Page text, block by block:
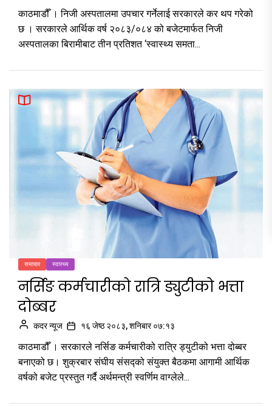
काठमाडौँ । निजी अस्पतालमा उपचार गर्नेलाई सरकारले कर थप गरेको
छ । सरकारले आर्थिक वर्ष २०८३/०८४ को बजेटमार्फत निजी
अस्पतालका बिरामीबाट तीन प्रतिशत ‘स्वास्थ्य समता...
समाचार स्वास्थ्य
नर्सिङ कर्मचारीको रात्रि ड्युटीको भत्ता
दोब्बर
कदर न्यूज १६ जेष्ठ २०८३, शनिबार ०७:१३
काठमाडौँ । सरकारले नर्सिङ कर्मचारीको रात्रि ड्युटीको भत्ता दोब्बर
बनाएको छ। शुक्रबार संघीय संसद्को संयुक्त बैठकमा आगामी आर्थिक
वर्षको बजेट प्रस्तुत गर्दै अर्थमन्त्री स्वर्णिम वाग्लेले...